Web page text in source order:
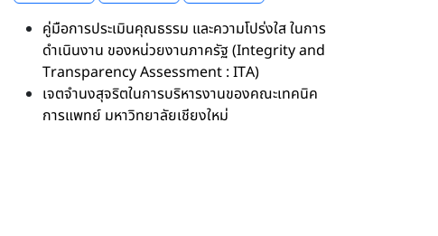
คู่มือการประเมินคุณธรรม และความโปร่งใส ในการ
ดำเนินงาน ของหน่วยงานภาครัฐ (Integrity and
Transparency Assessment : ITA)
เจตจำนงสุจริตในการบริหารงานของคณะเทคนิค
การแพทย์ มหาวิทยาลัยเชียงใหม่